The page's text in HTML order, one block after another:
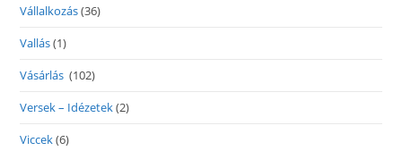
Vállalkozás(36)
Vallás(1)
Vásárlás (102)
Versek – Idézetek(2)
Viccek(6)